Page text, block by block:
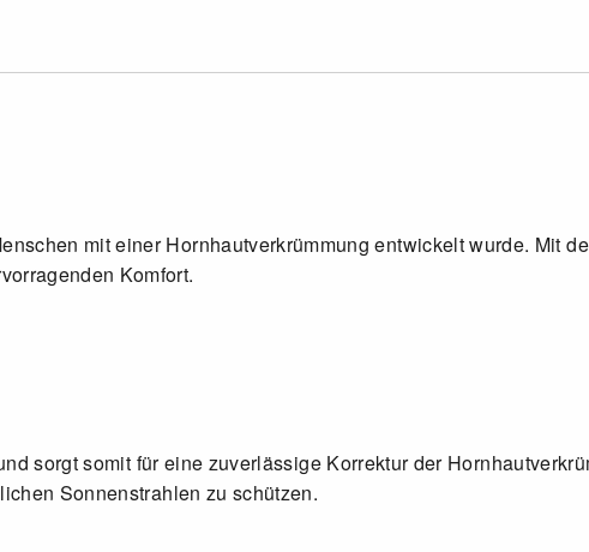
mit einer Hornhautverkrümmung entwickelt wurde. Mit
Komfort.
sorgt somit für eine zuverlässige Korrektur der
Sonnenstrahlen zu schützen.